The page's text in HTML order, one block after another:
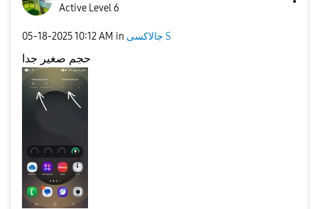
Active Level 6
‎05-18-202510:12 AM in جالاكسى S
حجم صغير جدا